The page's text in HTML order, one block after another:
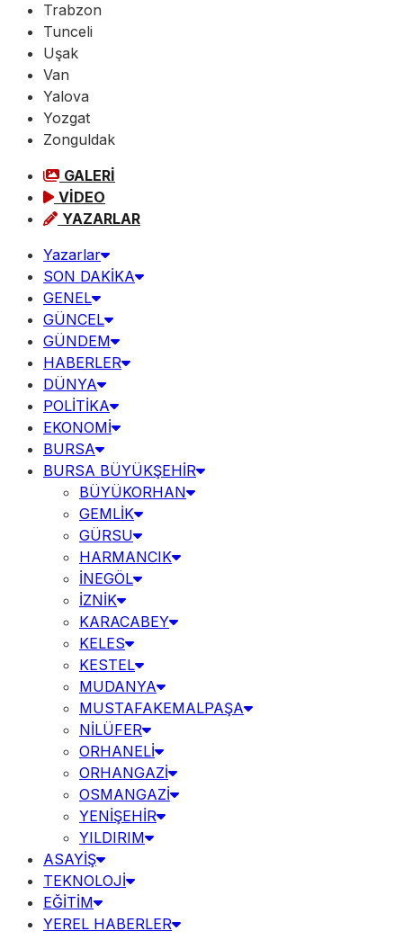
Trabzon
Tunceli
Uşak
Van
Yalova
Yozgat
Zonguldak
GALERİ
VİDEO
YAZARLAR
Yazarlar
SON DAKİKA
GENEL
GÜNCEL
GÜNDEM
HABERLER
DÜNYA
POLİTİKA
EKONOMİ
BURSA
BURSA BÜYÜKŞEHİR
BÜYÜKORHAN
GEMLİK
GÜRSU
HARMANCIK
İNEGÖL
İZNİK
KARACABEY
KELES
KESTEL
MUDANYA
MUSTAFAKEMALPAŞA
NİLÜFER
ORHANELİ
ORHANGAZİ
OSMANGAZİ
YENİŞEHİR
YILDIRIM
ASAYİŞ
TEKNOLOJİ
EĞİTİM
YEREL HABERLER